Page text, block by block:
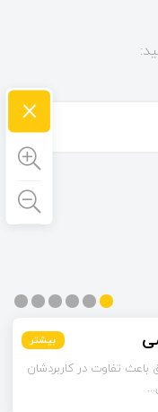
بیشتر
بیشتر
می‌کردم ورق قلع‌اندود
بیشتر
بیشتر
بیشتر
بیشتر
×